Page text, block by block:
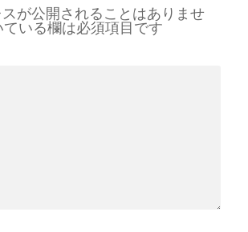
が公開されることはありませ
ている欄は必須項目です